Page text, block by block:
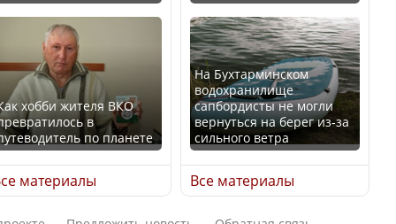
ли представлены
интересы регионов в
Курултае?
төменгі жалақы,
экология: жеті
сайлаушылармен
талқылап жатыр?
Трамп официально
вступил в должность
президента США
Луну признали объектом
культурного наследия,
находящегося под
угрозой исчезновения
хобби жителя ВКО
в
по планете
материалы
На Бухтарминском
водохранилище
сапбордисты не могли
вернуться на берег из-за
сильного ветра
Все материалы